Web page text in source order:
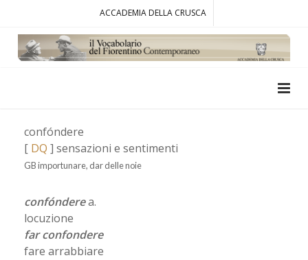
ACCADEMIA DELLA CRUSCA
confóndere
[ DQ ] sensazioni e sentimenti
GB importunare, dar delle noie
confónderea.
locuzione
far confondere
fare arrabbiare